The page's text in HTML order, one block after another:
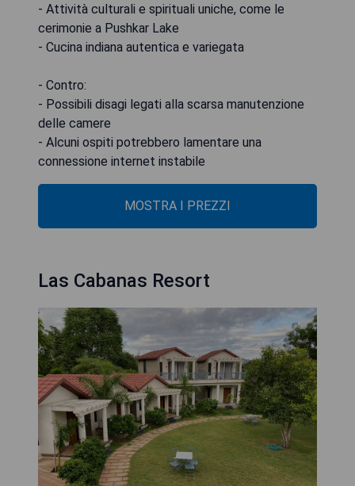
- Attività culturali e spirituali uniche, come le
cerimonie a Pushkar Lake
- Cucina indiana autentica e variegata
- Contro:
- Possibili disagi legati alla scarsa manutenzione
delle camere
- Alcuni ospiti potrebbero lamentare una
connessione internet instabile
MOSTRA I PREZZI
Las Cabanas Resort